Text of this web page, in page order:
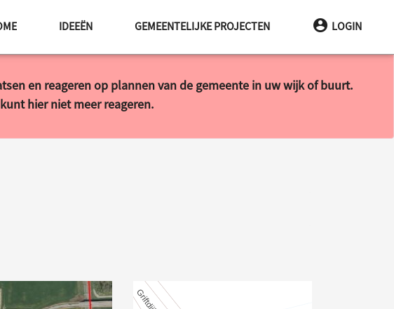
IDEEËN GEMEENTELIJKE PROJECTEN LOGIN
en reageren op plannen van de gemeente in uw wijk of buurt.
hier niet meer reageren.